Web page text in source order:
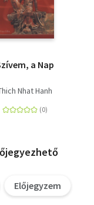
a Nap
Nhat Hanh
Előjegyzem